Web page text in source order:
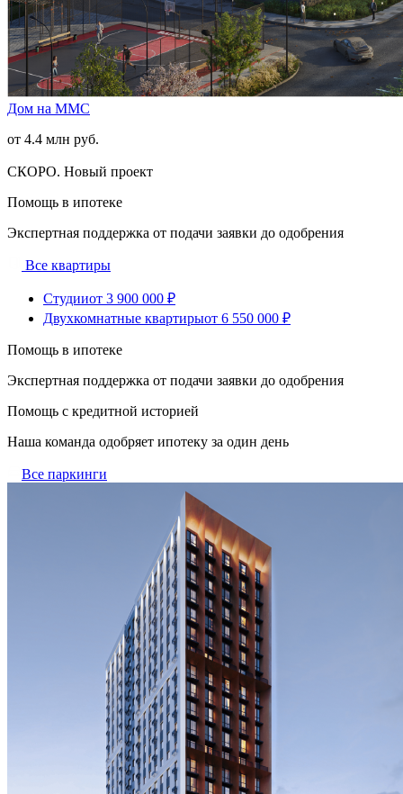
Дом на ММС
от 4.4 млн руб.
СКОРО. Новый проект
Помощь в ипотеке
Экспертная поддержка от подачи заявки до одобрения
Все квартиры
Студииот 3 900 000 ₽
Двухкомнатные квартирыот 6 550 000 ₽
Помощь в ипотеке
Экспертная поддержка от подачи заявки до одобрения
Помощь с кредитной историей
Наша команда одобряет ипотеку за один день
Все паркинги